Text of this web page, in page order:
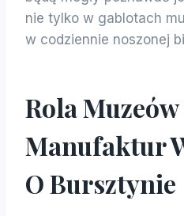
nie tylko w gablotach
w codziennie noszonej
Rola
Manufaktur
O Bursztynie